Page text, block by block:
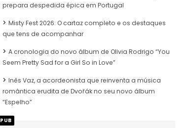
prepara despedida épica em Portugal
Misty Fest 2026: O cartaz completo e os destaques
que tens de acompanhar
A cronologia do novo álbum de Olivia Rodrigo “You
Seem Pretty Sad for a Girl So in Love”
Inês Vaz, a acordeonista que reinventa a música
romântica erudita de Dvořák no seu novo álbum
“Espelho”
PUB